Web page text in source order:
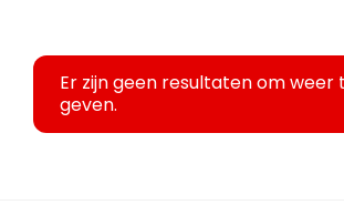
Er zijn geen resultaten om weer
geven.